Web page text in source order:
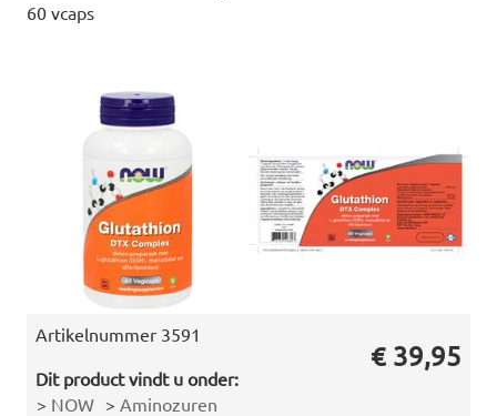
60 vcaps
Artikelnummer 3591
Dit product vindt u onder:
> NOW > Aminozuren
€ 39,95